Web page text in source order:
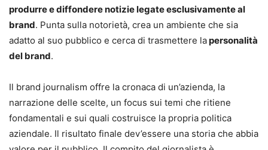
produrre e diffondere notizie legate esclusivamente al
brand. Punta sulla notorietà, crea un ambiente che sia
adatto al suo pubblico e cerca di trasmettere lapersonalità
del brand.
Il brand journalism offre la cronaca di un’azienda, la
narrazione delle scelte, un focus sui temi che ritiene
fondamentali e sui quali costruisce la propria politica
aziendale. Il risultato finale dev’essere una storia che abbia